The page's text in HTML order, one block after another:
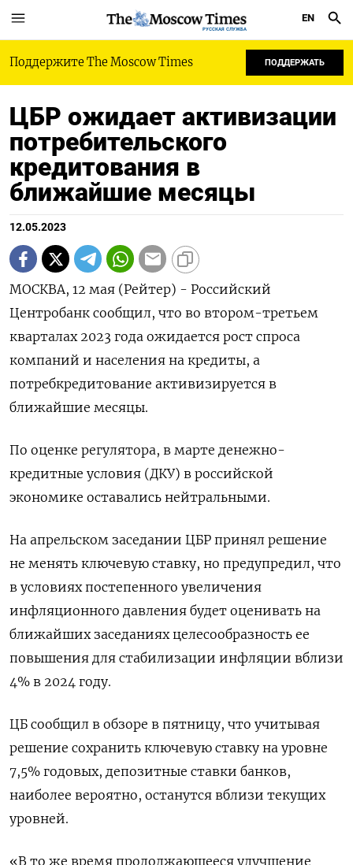
РУССКАЯ СЛУЖБА
EN
Поддержите The Moscow Times ПОДДЕРЖАТЬ
ЦБР ожидает активизации
потребительского
кредитования в
ближайшие месяцы
12.05.2023
МОСКВА, 12 мая (Рейтер) - Российский
Центробанк сообщил, что во втором-третьем
кварталах 2023 года ожидается рост спроса
компаний и населения на кредиты, а
потребкредитование активизируется в
ближайшие месяцы.
По оценке регулятора, в марте денежно-
кредитные условия (ДКУ) в российской
экономике оставались нейтральными.
На апрельском заседании ЦБР принял решение
не менять ключевую ставку, но предупредил, что
в условиях постепенного увеличения
инфляционного давления будет оценивать на
ближайших заседаниях целесообразность ее
повышения для стабилизации инфляции вблизи
4% в 2024 году.
ЦБ сообщил в обзоре в пятницу, что учитывая
решение сохранить ключевую ставку на уровне
7,5% годовых, депозитные ставки банков,
наиболее вероятно, останутся вблизи текущих
уровней.
«В то же время продолжающееся улучшение